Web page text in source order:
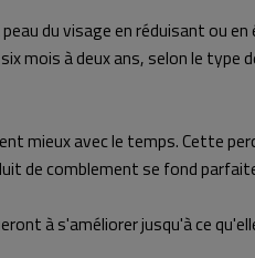
du visage en réduisant ou
mois à deux ans, selon le type
mieux avec le temps. Cette
de comblement se fond
à s'améliorer jusqu'à ce